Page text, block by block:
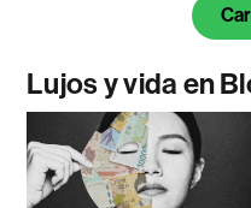
Lujos y vida en